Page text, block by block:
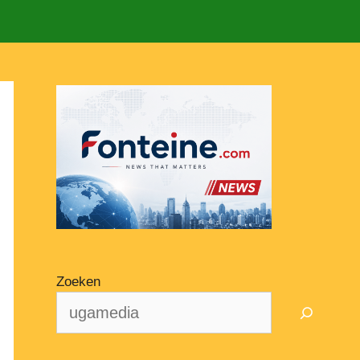
Zoeken